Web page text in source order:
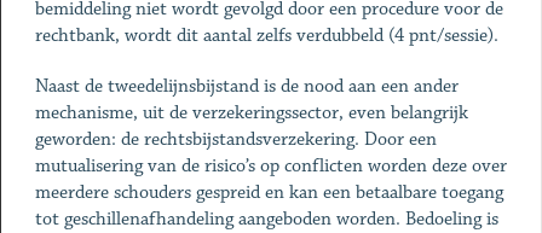
bemiddeling niet wordt gevolgd door een procedure voor de
rechtbank, wordt dit aantal zelfs verdubbeld (4 pnt/sessie).
Naast de tweedelijnsbijstand is de nood aan een ander
mechanisme, uit de verzekeringssector, even belangrijk
geworden: de rechtsbijstandsverzekering. Door een
mutualisering van de risico’s op conflicten worden deze over
meerdere schouders gespreid en kan een betaalbare toegang
tot geschillenafhandeling aangeboden worden. Bedoeling is